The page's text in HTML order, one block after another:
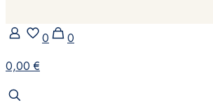
0
0
0,00 €